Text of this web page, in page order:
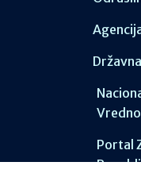
Portal